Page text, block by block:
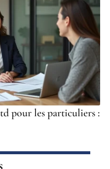
pour les particuliers :